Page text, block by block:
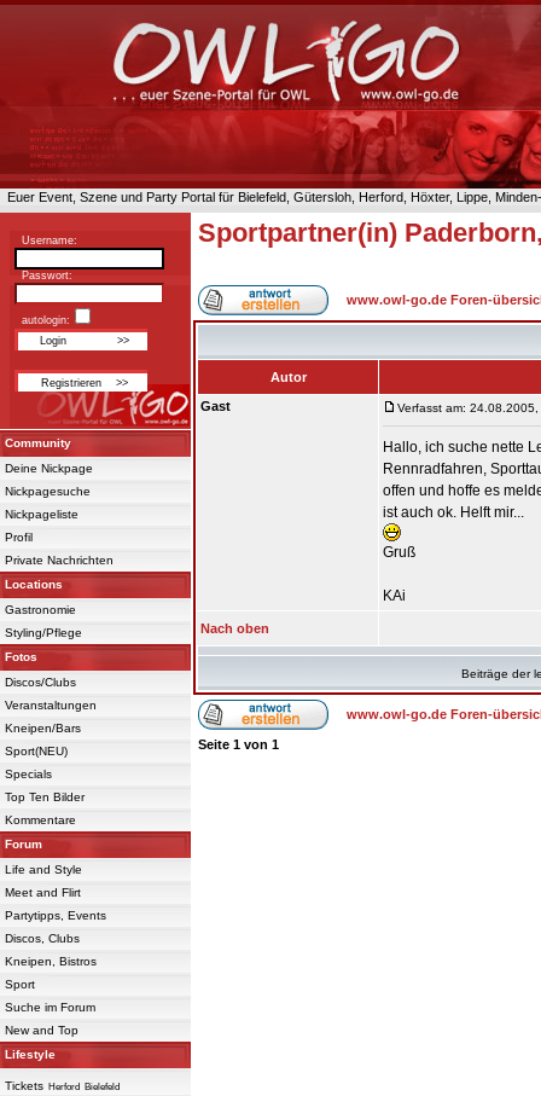
Euer Event, Szene und Party Portal für Bielefeld, Gütersloh, Herford, Höxter, Lippe,
Username:
Passwort:
autologin:
Community
Deine Nickpage
Nickpagesuche
Nickpageliste
Profil
Private Nachrichten
Locations
Gastronomie
Styling/Pflege
Fotos
Discos/Clubs
Veranstaltungen
Kneipen/Bars
Sport(NEU)
Specials
Top Ten Bilder
Kommentare
Forum
Life and Style
Meet and Flirt
Partytipps, Events
Discos, Clubs
Kneipen, Bistros
Sport
Suche im Forum
New and Top
Lifestyle
Tickets Herford Bielefeld
Sportpartner(in)
www.owl-go.de Foren-
Autor
Gast
Verfasst am: 24.08.2005,
Hallo, ich suche nette
Rennradfahren,
offen und hoffe es
ist auch ok. Helft mir...
Gruß
KAi
Nach oben
Beiträge der
www.owl-go.de Foren-
Seite 1 von 1